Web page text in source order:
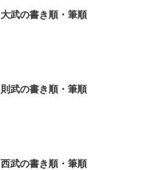
大武の書き順・筆順
則武の書き順・筆順
西武の書き順・筆順